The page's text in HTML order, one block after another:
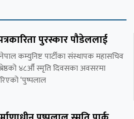
पुरस्कार पौडेललाई
कम्युनिष्ट पार्टीका संस्थापक महासचिव
४८औँ स्मृति दिवसका अवसरमा
‘पुष्पलाल